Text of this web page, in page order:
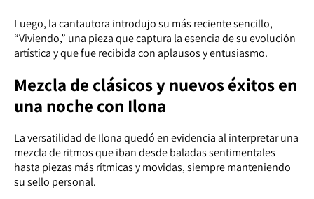
Luego, la cantautora introdujo su más reciente sencillo,
“Viviendo,” una pieza que captura la esencia de su evolución
artística y que fue recibida con aplausos y entusiasmo.
Mezcla de clásicos y nuevos éxitos en
una noche con Ilona
La versatilidad de Ilona quedó en evidencia al interpretar una
mezcla de ritmos que iban desde baladas sentimentales
hasta piezas más rítmicas y movidas, siempre manteniendo
su sello personal.